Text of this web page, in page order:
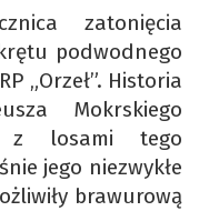
zatonięcia
podwodnego
„Orzeł”. Historia
Mokrskiego
z losami tego
jego niezwykłe
brawurową